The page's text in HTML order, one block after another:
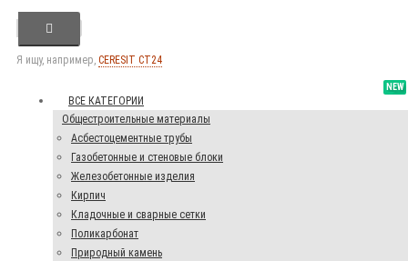
Я ищу, например, CERESIT CT24
ВСЕ КАТЕГОРИИ
Общестроительные материалы
Асбестоцементные трубы
Газобетонные и стеновые блоки
Железобетонные изделия
Кирпич
Кладочные и сварные сетки
Поликарбонат
Природный камень
NEW